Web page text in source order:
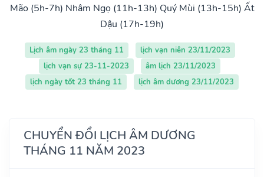
Mão (5h-7h) Nhâm Ngọ (11h-13h) Quý Mùi (13h-15h) Ất
Dậu (17h-19h)
Lịch âm ngày 23 tháng 11
lịch vạn niên 23/11/2023
lịch vạn sự 23-11-2023
âm lịch 23/11/2023
lịch ngày tốt 23 tháng 11
lịch âm dương 23/11/2023
CHUYỂN ĐỔI LỊCH ÂM DƯƠNG
THÁNG 11 NĂM 2023